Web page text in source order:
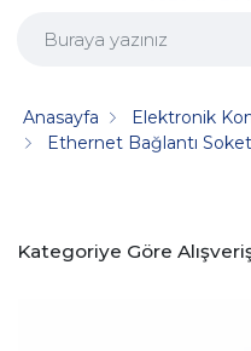
Anasayfa Elektronik
Ethernet Bağlantı
Kategoriye Göre